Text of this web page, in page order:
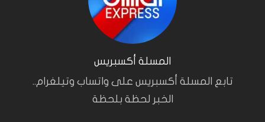
المسلة أكسبريس
تابع المسلة أكسبريس على واتساب وتيلغرام..
الخبر لحظة بلحظة